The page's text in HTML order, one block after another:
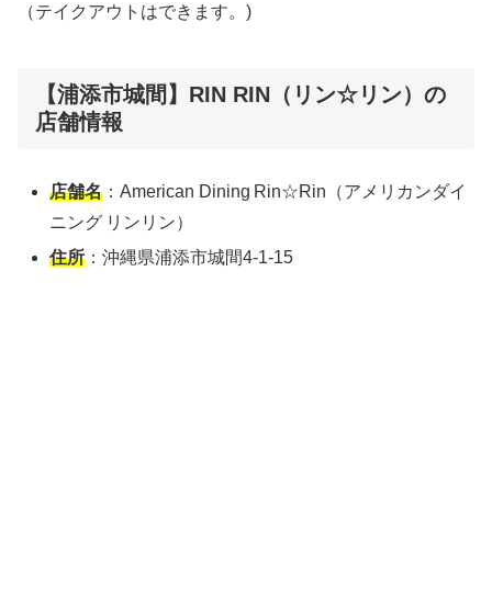
（テイクアウトはできます。)
【浦添市城間】RIN RIN（リン☆リン）の
店舗情報
店舗名 ：American Dining Rin☆Rin（アメリカンダイ
ニング リンリン）
住所 ：沖縄県浦添市城間4‑1‑15